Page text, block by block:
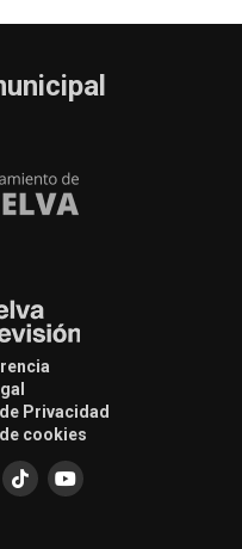
Privacidad
cookies